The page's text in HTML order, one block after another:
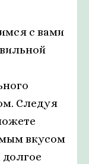
с вами
Следуя
вкусом
долгое